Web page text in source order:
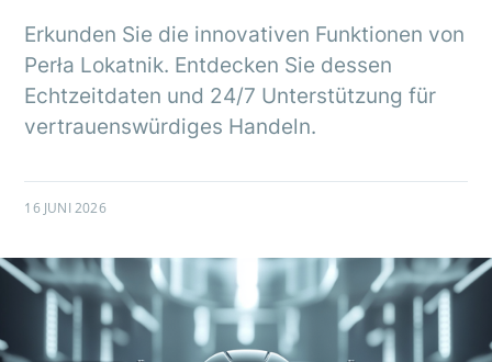
Erkunden Sie die innovativen Funktionen von
Perła Lokatnik. Entdecken Sie dessen
Echtzeitdaten und 24/7 Unterstützung für
vertrauenswürdiges Handeln.
16 JUNI 2026